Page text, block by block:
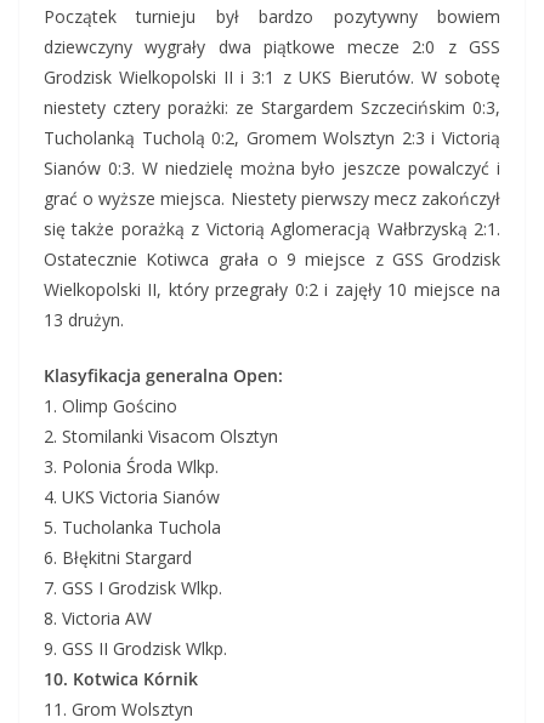
Początek turnieju był bardzo pozytywny bowiem
dziewczyny wygrały dwa piątkowe mecze 2:0 z GSS
Grodzisk Wielkopolski II i 3:1 z UKS Bierutów. W sobotę
niestety cztery porażki: ze Stargardem Szczecińskim 0:3,
Tucholanką Tucholą 0:2, Gromem Wolsztyn 2:3 i Victorią
Sianów 0:3. W niedzielę można było jeszcze powalczyć i
grać o wyższe miejsca. Niestety pierwszy mecz zakończył
się także porażką z Victorią Aglomeracją Wałbrzyską 2:1.
Ostatecznie Kotiwca grała o 9 miejsce z GSS Grodzisk
Wielkopolski II, który przegrały 0:2 i zajęły 10 miejsce na
13 drużyn.
Klasyfikacja generalna Open:
1. Olimp Gościno
2. Stomilanki Visacom Olsztyn
3. Polonia Środa Wlkp.
4. UKS Victoria Sianów
5. Tucholanka Tuchola
6. Błękitni Stargard
7. GSS I Grodzisk Wlkp.
8. Victoria AW
9. GSS II Grodzisk Wlkp.
10. Kotwica Kórnik
11. Grom Wolsztyn